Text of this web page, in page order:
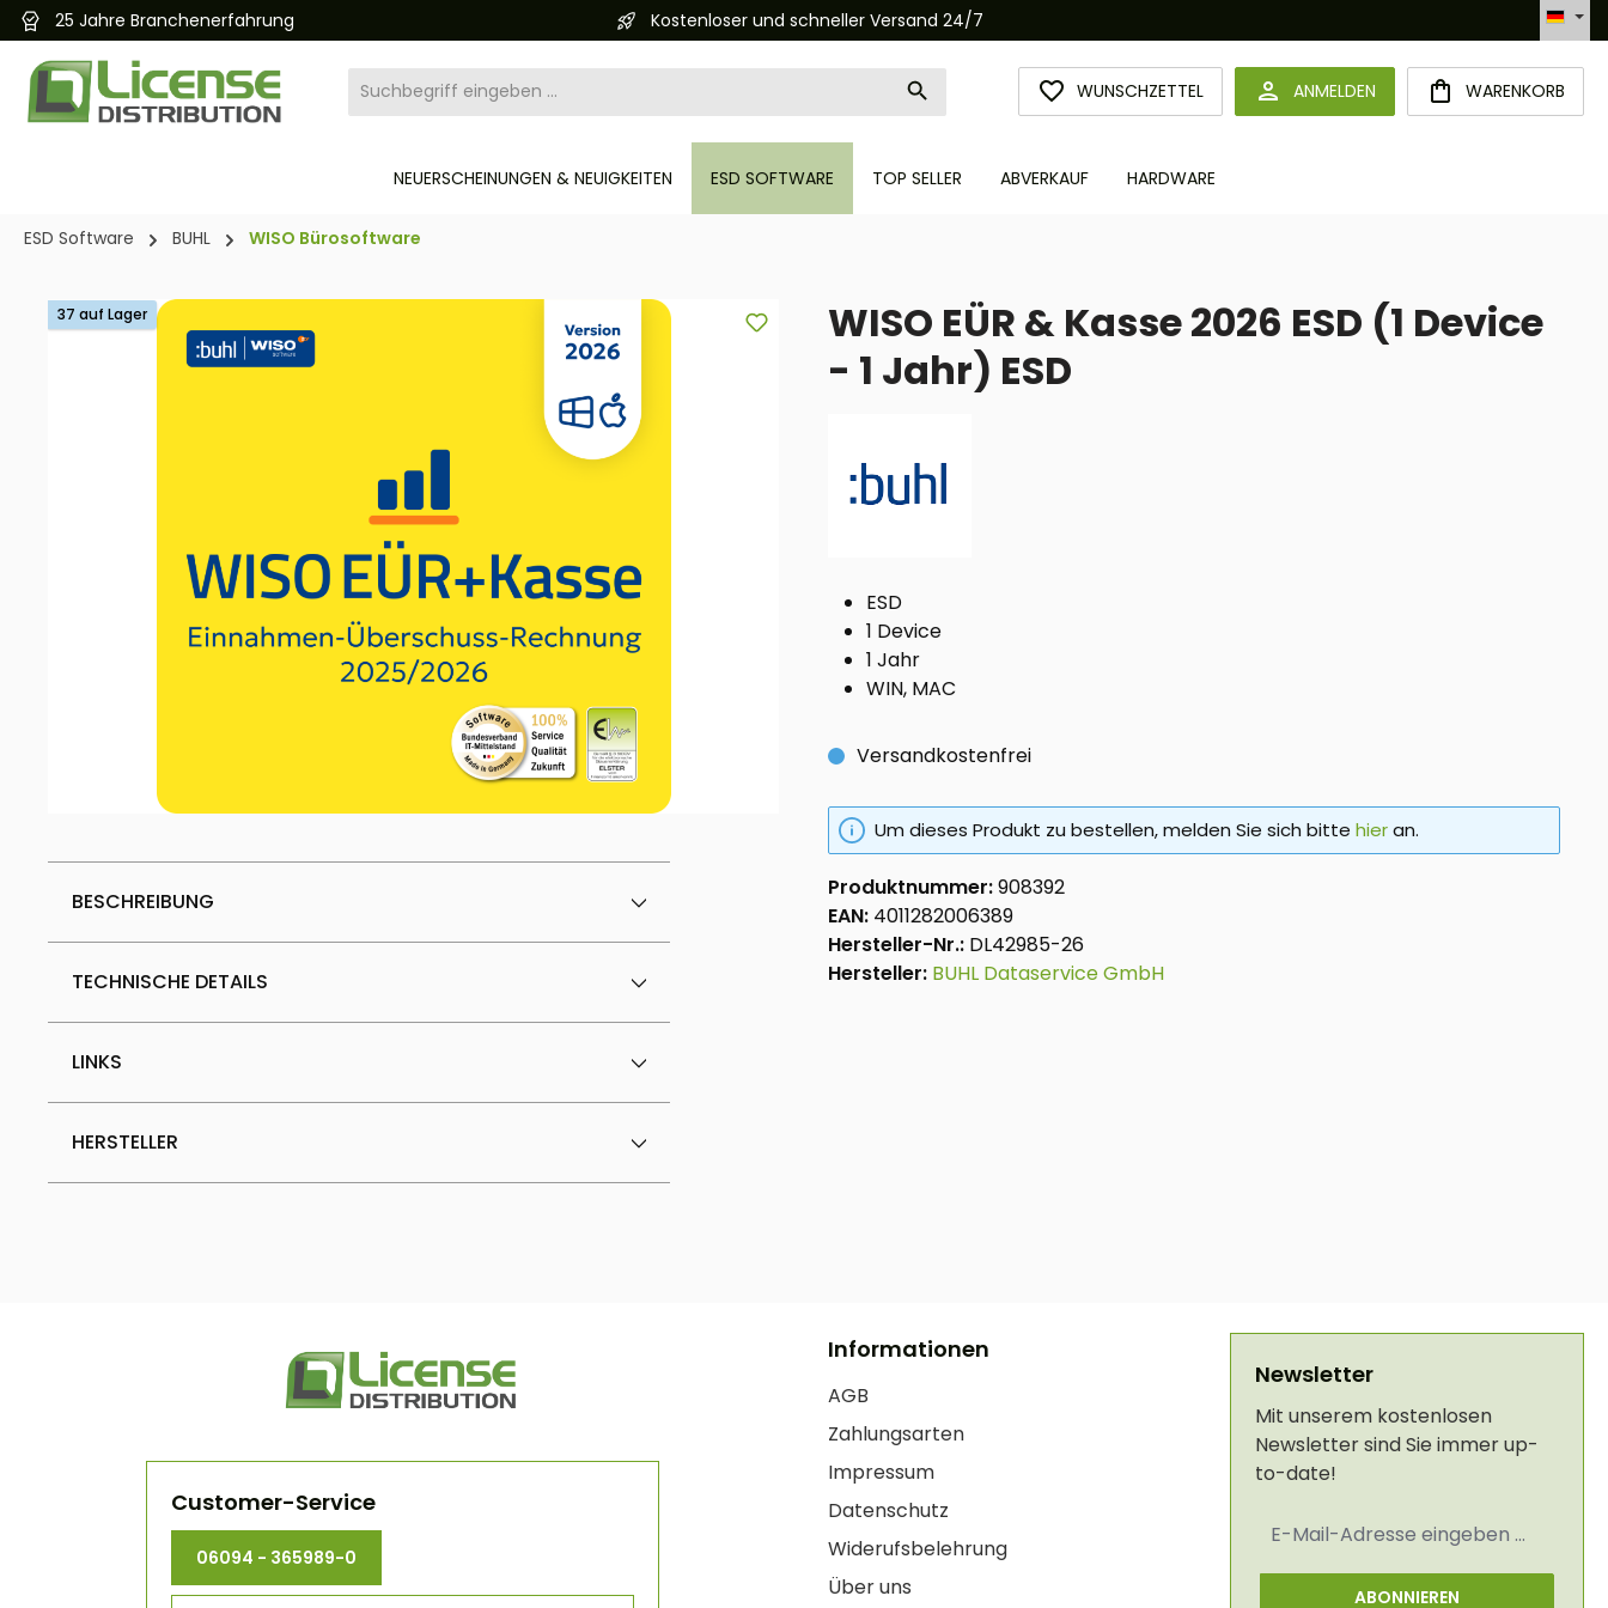
Zur Hauptnavigation springen
25 Jahre Branchenerfahrung Kostenloser und schneller Versand 24/7 Automatisierte Bestellabwicklung (API)
WUNSCHZETTELDU HAST 0 PRODUKTE AUF DEM MERKZETTEL
ANMELDEN WARENKORB
NEUERSCHEINUNGEN & NEUIGKEITEN ESD SOFTWARE TOP SELLER ABVERKAUF HARDWARE
ESD Software BUHL WISO Bürosoftware
Bildergalerie überspringen
37 auf Lager
BESCHREIBUNG
TECHNISCHE DETAILS
LINKS
HERSTELLER
WISO EÜR & Kasse 2026 ESD (1 Device
- 1 Jahr) ESD
ESD
1 Device
1 Jahr
WIN, MAC
Versandkostenfrei
Um dieses Produkt zu bestellen, melden Sie sich bitte hieran.
Produktnummer:908392
EAN: 4011282006389
Hersteller-Nr.: DL42985-26
Hersteller: BUHL Dataservice GmbH
Customer-Service
06094 - 365989-0
Informationen
AGB
Zahlungsarten
Impressum
Datenschutz
Widerufsbelehrung
Über uns
Newsletter
Mit unserem kostenlosen
Newsletter sind Sie immer up-
to-date!
Mail-
ABONNIEREN